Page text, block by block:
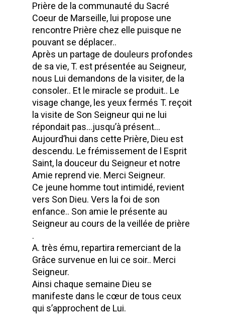
Prière de la communauté du Sacré
Coeur de Marseille, lui propose une
rencontre Prière chez elle puisque ne
pouvant se déplacer..
Après un partage de douleurs profondes
de sa vie, T. est présentée au Seigneur,
nous Lui demandons de la visiter, de la
consoler.. Et le miracle se produit.. Le
visage change, les yeux fermés T. reçoit
la visite de Son Seigneur qui ne lui
répondait pas…jusqu’à présent…
Aujourd’hui dans cette Prière, Dieu est
descendu. Le frémissement de l Esprit
Saint, la douceur du Seigneur et notre
Amie reprend vie. Merci Seigneur.
Ce jeune homme tout intimidé, revient
vers Son Dieu. Vers la foi de son
enfance.. Son amie le présente au
Seigneur au cours de la veillée de prière
.
A. très ému, repartira remerciant de la
Grâce survenue en lui ce soir.. Merci
Seigneur.
Ainsi chaque semaine Dieu se
manifeste dans le cœur de tous ceux
qui s’approchent de Lui.